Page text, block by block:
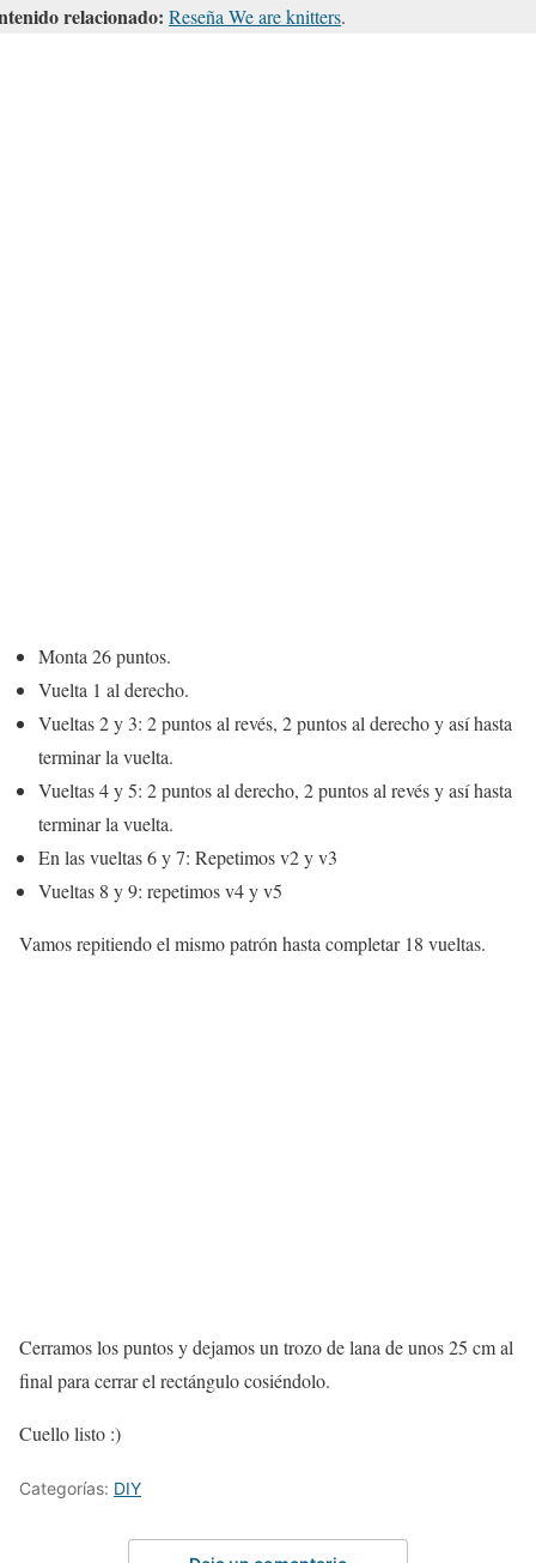
relacionado: Reseña We are knitters.
Monta 26 puntos.
Vuelta 1 al derecho.
Vueltas 2 y 3: 2 puntos al revés, 2 puntos al derecho y así hasta
terminar la vuelta.
Vueltas 4 y 5: 2 puntos al derecho, 2 puntos al revés y así hasta
terminar la vuelta.
En las vueltas 6 y 7: Repetimos v2 y v3
Vueltas 8 y 9: repetimos v4 y v5
Vamos repitiendo el mismo patrón hasta completar 18 vueltas.
Cerramos los puntos y dejamos un trozo de lana de unos 25 cm al
final para cerrar el rectángulo cosiéndolo.
Cuello listo :)
Categorías: DIY